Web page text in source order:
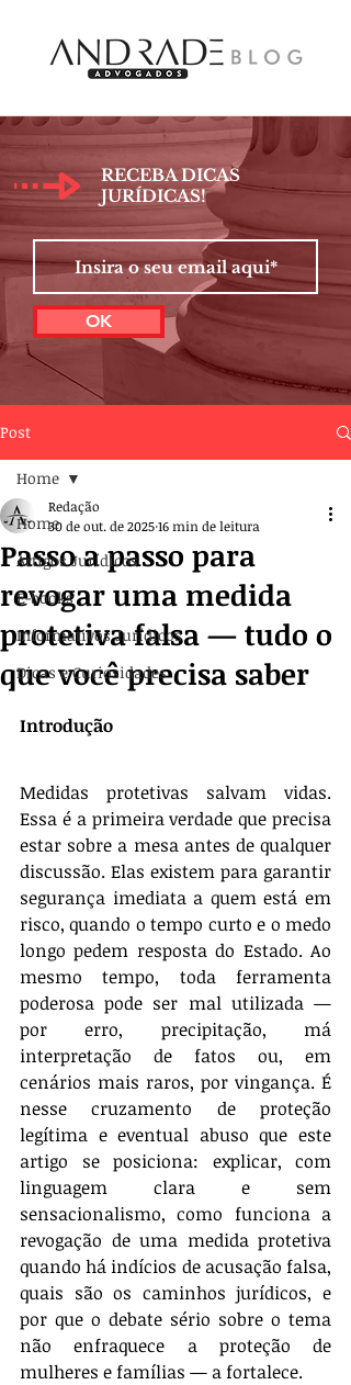
RECEBA DICAS
JURÍDICAS!
OK
Post
Home
Artigos Jurídicos
E-books
Informativos Jurídicos
Dicas e Curiosidades
Home
Passo a passo para
revogar uma medida
protetiva falsa — tudo o
que você precisa saber
Redação
30 de out. de 202516 min de leitura
Introdução
Medidas protetivas salvam vidas.
Essa é a primeira verdade que precisa
estar sobre a mesa antes de qualquer
discussão. Elas existem para garantir
segurança imediata a quem está em
risco, quando o tempo curto e o medo
longo pedem resposta do Estado. Ao
mesmo tempo, toda ferramenta
poderosa pode ser mal utilizada —
por erro, precipitação, má
interpretação de fatos ou, em
cenários mais raros, por vingança. É
nesse cruzamento de proteção
legítima e eventual abuso que este
artigo se posiciona: explicar, com
linguagem clara e sem
sensacionalismo, como funciona a
revogação de uma medida protetiva
quando há indícios de acusação falsa,
quais são os caminhos jurídicos, e
por que o debate sério sobre o tema
não enfraquece a proteção de
mulheres e famílias — a fortalece.